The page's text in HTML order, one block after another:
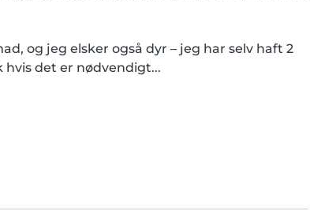
og jeg elsker også dyr – jeg har selv haft 2
hvis det er nødvendigt...